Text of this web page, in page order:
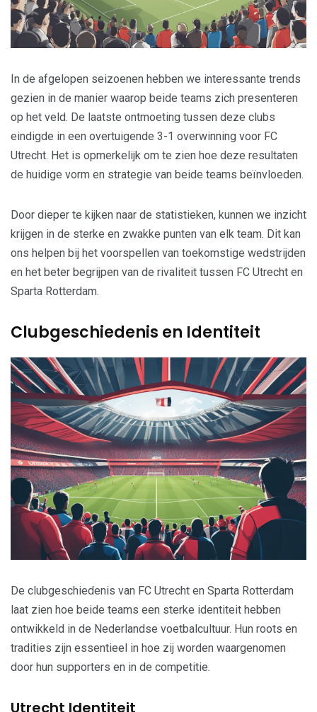
In de afgelopen seizoenen hebben we interessante trends
gezien in de manier waarop beide teams zich presenteren
op het veld. De laatste ontmoeting tussen deze clubs
eindigde in een overtuigende 3-1 overwinning voor FC
Utrecht. Het is opmerkelijk om te zien hoe deze resultaten
de huidige vorm en strategie van beide teams beïnvloeden.
Door dieper te kijken naar de statistieken, kunnen we inzicht
krijgen in de sterke en zwakke punten van elk team. Dit kan
ons helpen bij het voorspellen van toekomstige wedstrijden
en het beter begrijpen van de rivaliteit tussen FC Utrecht en
Sparta Rotterdam.
Clubgeschiedenis en Identiteit
De clubgeschiedenis van FC Utrecht en Sparta Rotterdam
laat zien hoe beide teams een sterke identiteit hebben
ontwikkeld in de Nederlandse voetbalcultuur. Hun roots en
tradities zijn essentieel in hoe zij worden waargenomen
door hun supporters en in de competitie.
Utrecht Identiteit